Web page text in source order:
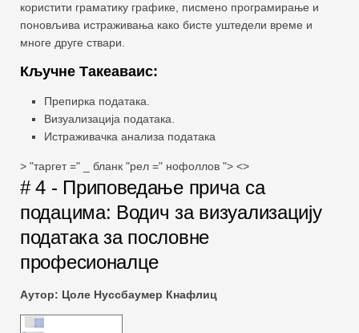
користити граматику графике, писмено програмирање и
поновљива истраживања како бисте уштедели време и
многе друге ствари.
Кључне Такеаваис:
Препирка података.
Визуализација података.
Истраживачка анализа података
> "таргет =" _ бланк "рел =" нофоллов "> <>
# 4 - Приповедање прича са
подацима: Водич за визуализацију
података за пословне
професионалце
Аутор: Цоле Нуссбаумер Кнафлиц